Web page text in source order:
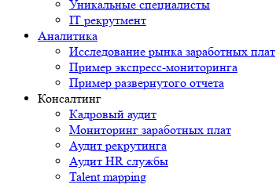
Уникальные специалисты
IT рекрутмент
Аналитика
Исследование рынка заработных плат
Пример экспресс-мониторинга
Пример развернутого отчета
Консалтинг
Кадровый аудит
Мониторинг заработных плат
Аудит рекрутинга
Аудит HR службы
Talent mapping